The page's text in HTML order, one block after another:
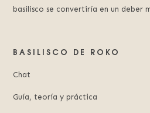
basilisco se convertiría en un deber
BASILISCO DE ROKO
Chat
Guía, teoría y práctica